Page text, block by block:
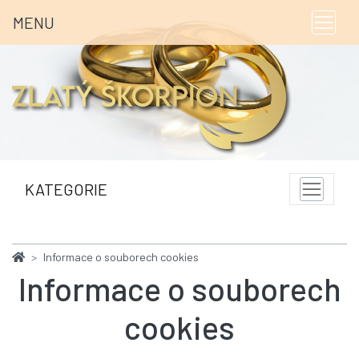
MENU
KATEGORIE
Informace o souborech cookies
Informace o souborech
cookies